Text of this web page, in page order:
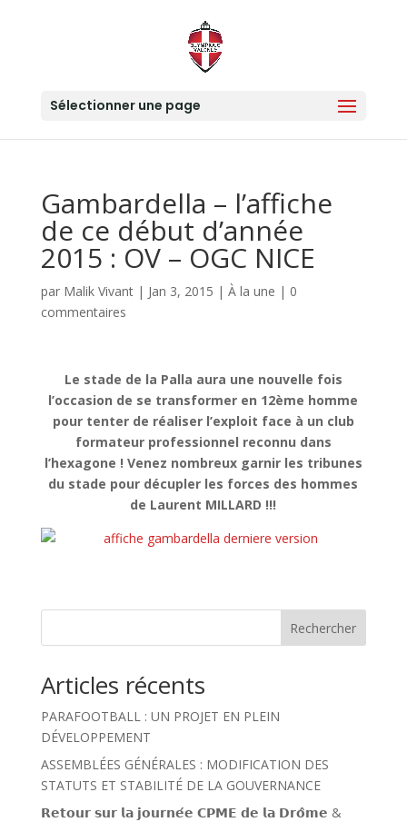
Sélectionner une page
Gambardella – l’affiche
de ce début d’année
2015 : OV – OGC NICE
par Malik Vivant| Jan 3, 2015 | À la une | 0
commentaires
Le stade de la Palla aura une nouvelle fois
l’occasion de se transformer en 12ème homme
pour tenter de réaliser l’exploit face à un club
formateur professionnel reconnu dans
l’hexagone ! Venez nombreux garnir les tribunes
du stade pour décupler les forces des hommes
de Laurent MILLARD !!!
Rechercher
Articles récents
PARAFOOTBALL : UN PROJET EN PLEIN
DÉVELOPPEMENT
ASSEMBLÉES GÉNÉRALES : MODIFICATION DES
STATUTS ET STABILITÉ DE LA GOUVERNANCE
𝗥𝗲𝘁𝗼𝘂𝗿 𝘀𝘂𝗿 𝗹𝗮 𝗷𝗼𝘂𝗿𝗻𝗲́𝗲 𝗖𝗣𝗠𝗘 𝗱𝗲 𝗹𝗮 𝗗𝗿𝗼̂𝗺𝗲 &